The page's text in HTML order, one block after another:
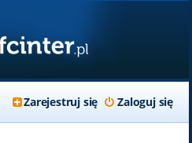
Zaloguj się
Zarejestruj się